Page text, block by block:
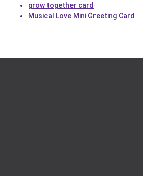
grow together card
Musical Love Mini Greeting Card